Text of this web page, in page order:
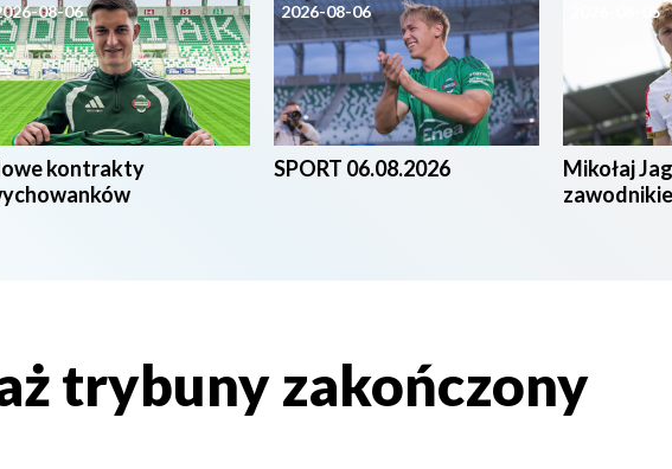
08-06
kontrakty
2026-08-06
SPORT 06.08.2026
2026-08-05
Mikołaj
trybuny zakończony